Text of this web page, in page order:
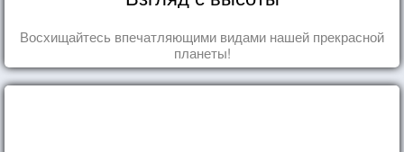
Восхищайтесь впечатляющими видами нашей прекрасной
планеты!